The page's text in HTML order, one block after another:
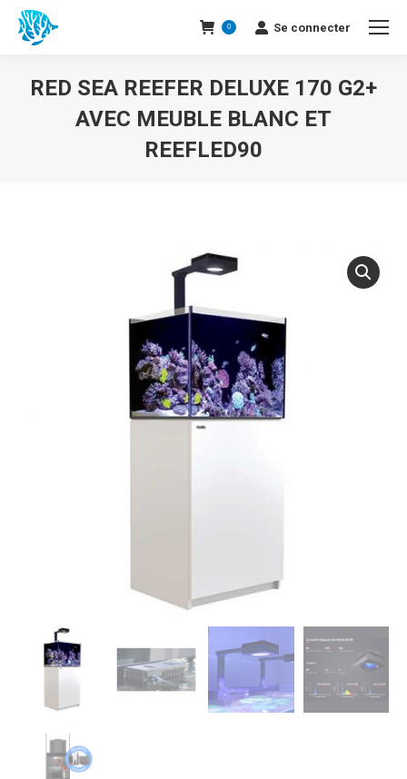
0 Se connecter
RED SEA REEFER DELUXE 170 G2+
AVEC MEUBLE BLANC ET
REEFLED90